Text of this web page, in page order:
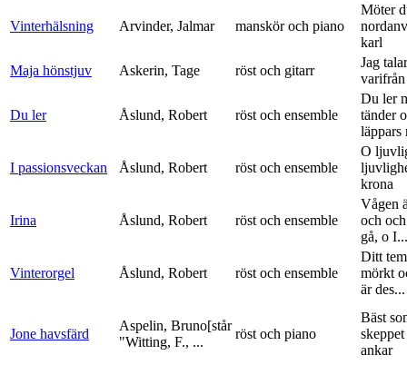
Vinterhälsning Arvinder, Jalmar manskör och piano
Möter
karl
Maja hönstjuv
Askerin, Tage röst och gitarr
Jag
Du ler Åslund, Robert röst och ensemble
Du ler
tänder
läppars
I passionsveckan Åslund, Robert röst och ensemble
O
krona
Irina Åslund, Robert röst och ensemble
Vågen
och
gå, o I...
Vinterorgel Åslund, Robert röst och ensemble
Ditt
mörkt
är des...
Jone havsfärd
Aspelin, Bruno[står
"Witting, F., ...
röst och piano
Bäst
ankar